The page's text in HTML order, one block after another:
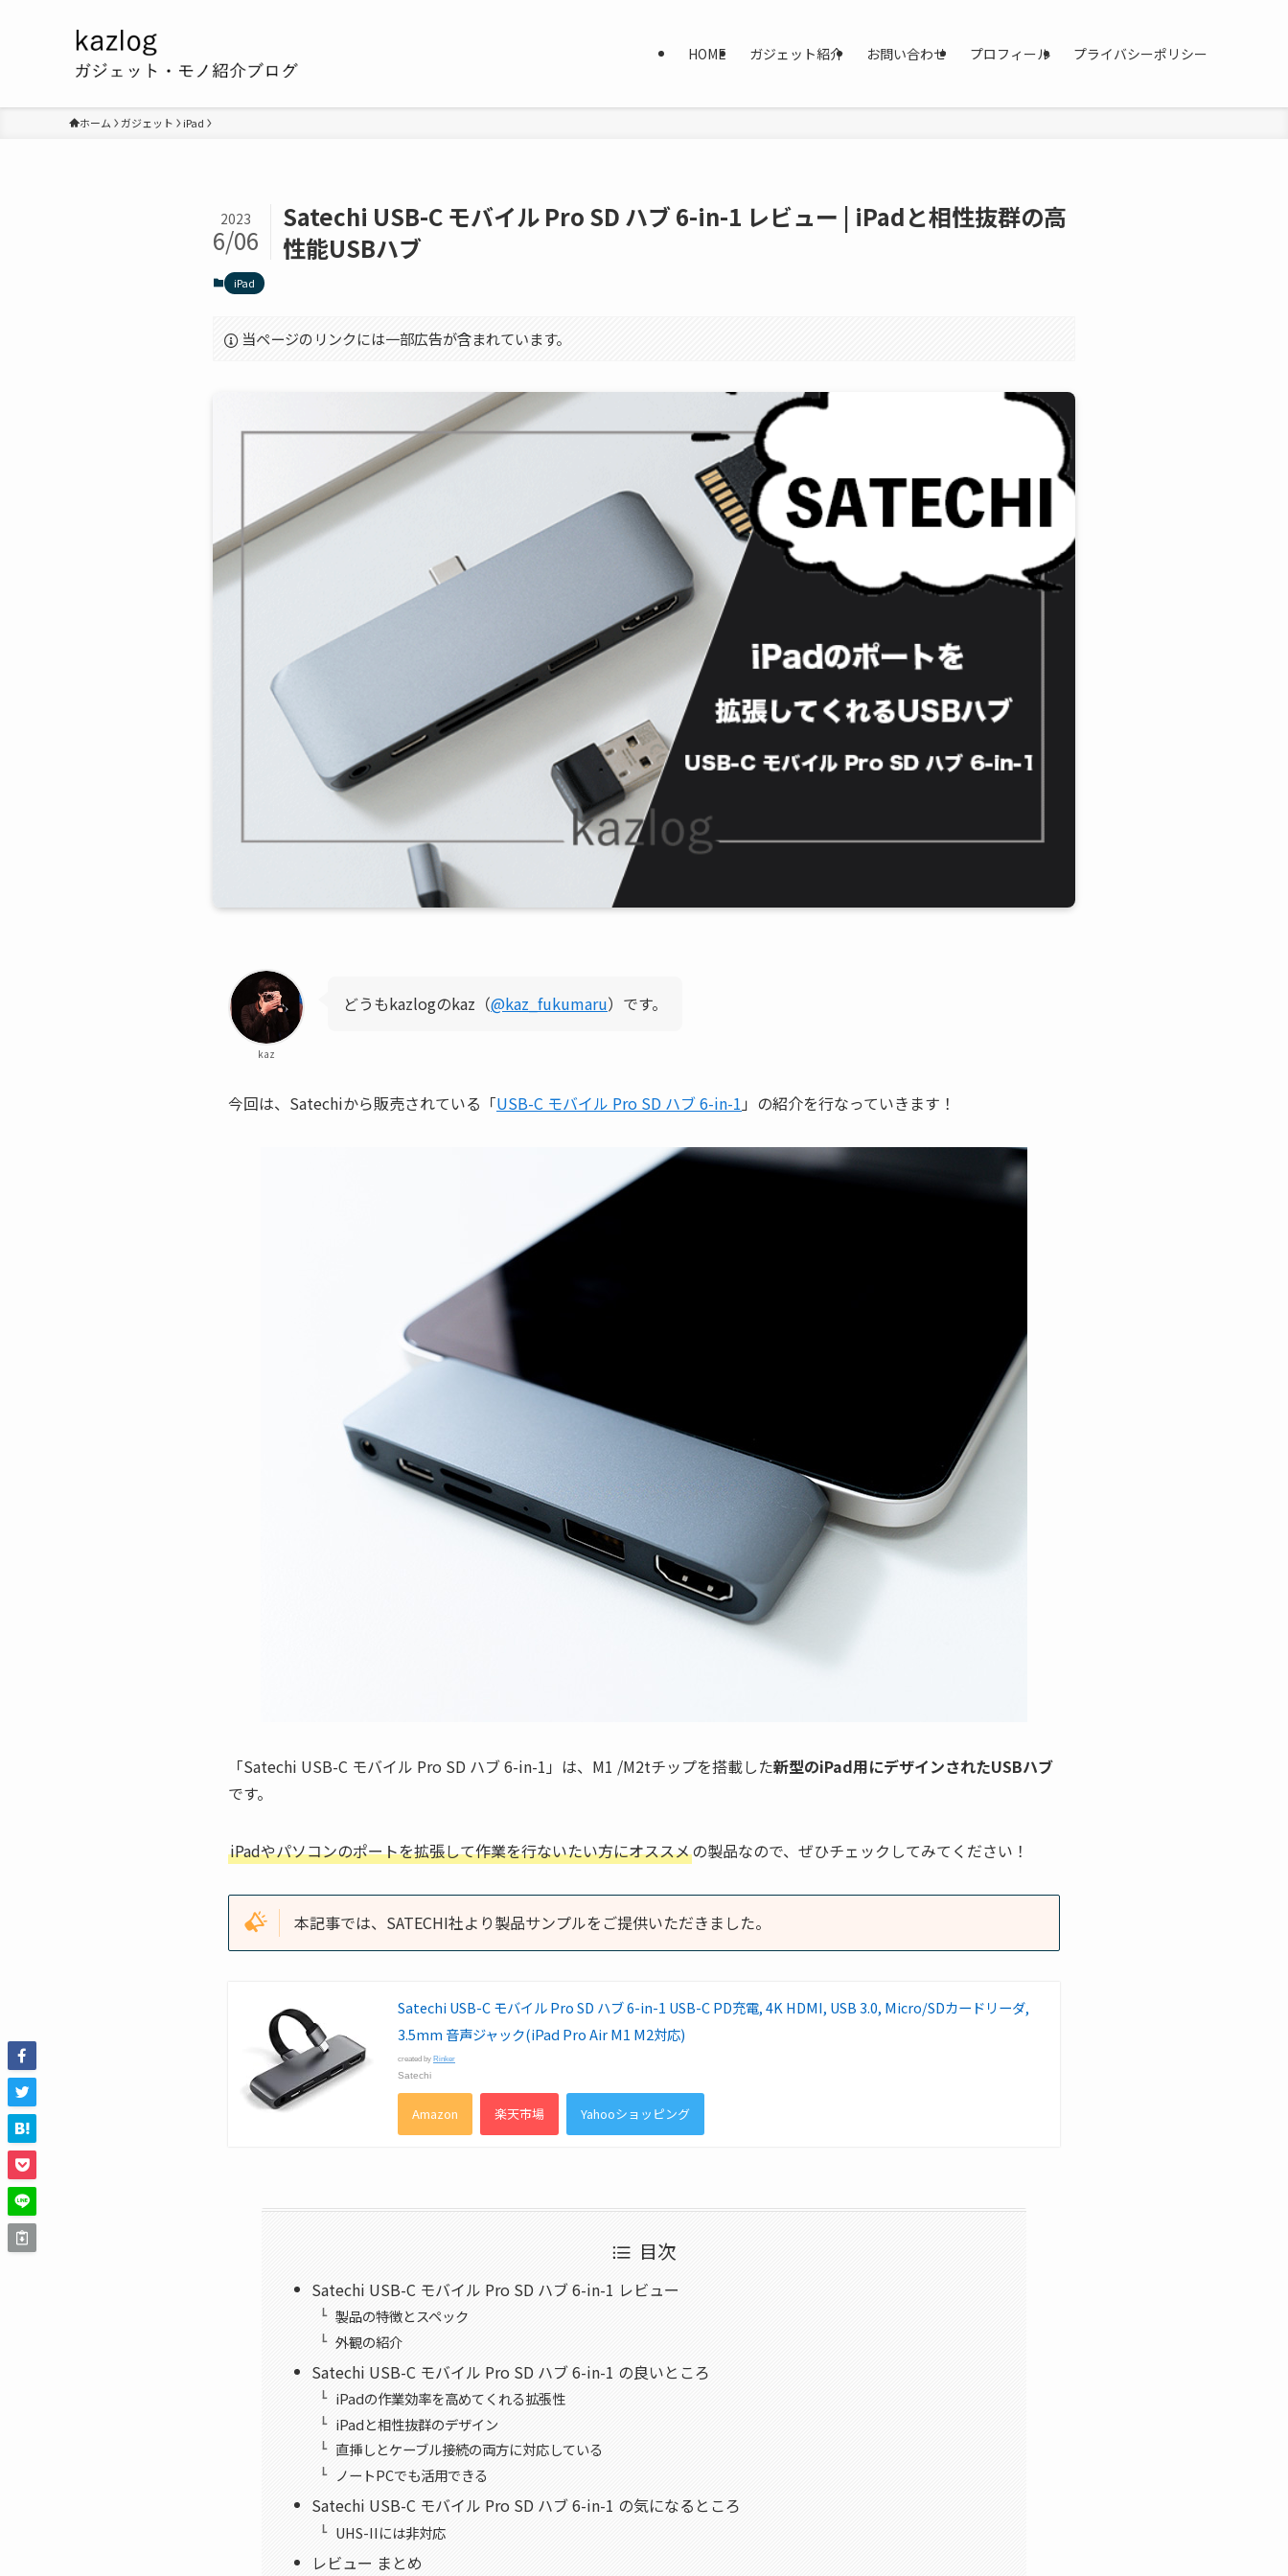
HOME ガジェット紹介 お問い合わせ プロフィール プライバシーポリシー
ホーム ガジェット iPad
Satechi USB-C モバイル Pro SD ハブ 6-in-1 レビュー | iPadと相性抜群の高
性能USBハブ
2023
6/06
iPad
当ページのリンクには一部広告が含まれています。
kaz
どうもkazlogのkaz（@kaz_fukumaru）です。
今回は、Satechiから販売されている「USB-C モバイル Pro SD ハブ 6-in-1 」の紹介を行なっていきます！
「Satechi USB-C モバイル Pro SD ハブ 6-in-1」は、M1 /M2tチップを搭載した新型のiPad用にデザインされたUSBハブ
です。
iPadやパソコンのポートを拡張して作業を行ないたい方にオススメの製品なので、ぜひチェックしてみてください！
本記事では、SATECHI社より製品サンプルをご提供いただきました。
Satechi USB-C モバイル Pro SD ハブ 6-in-1 USB-C PD充電, 4K HDMI, USB 3.0, Micro/SDカードリーダ,
3.5mm 音声ジャック(iPad Pro Air M1 M2対応)
created by Rinker
Satechi
Amazon 楽天市場 Yahooショッピング
目次
Satechi USB-C モバイル Pro SD ハブ 6-in-1 レビュー
製品の特徴とスペック
外観の紹介
Satechi USB-C モバイル Pro SD ハブ 6-in-1 の良いところ
iPadの作業効率を高めてくれる拡張性
iPadと相性抜群のデザイン
直挿しとケーブル接続の両方に対応している
ノートPCでも活用できる
Satechi USB-C モバイル Pro SD ハブ 6-in-1 の気になるところ
UHS-IIには非対応
レビュー まとめ